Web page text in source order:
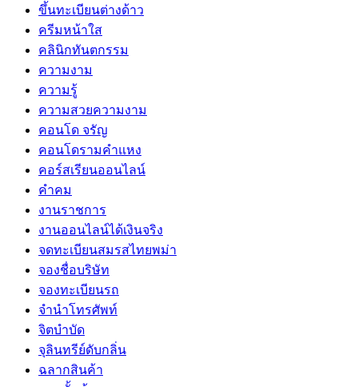
ขึ้นทะเบียนต่างด้าว
ครีมหน้าใส
คลินิกทันตกรรม
ความงาม
ความรู้
ความสวยความงาม
คอนโด จรัญ
คอนโดรามคำแหง
คอร์สเรียนออนไลน์
คำคม
งานราชการ
งานออนไลน์ได้เงินจริง
จดทะเบียนสมรสไทยพม่า
จองชื่อบริษัท
จองทะเบียนรถ
จำนำโทรศัพท์
จิตบำบัด
จุลินทรีย์ดับกลิ่น
ฉลากสินค้า